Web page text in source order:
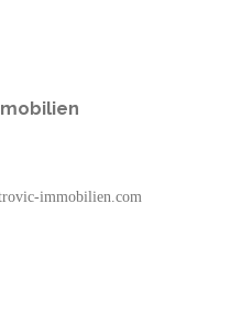
immobilien.com